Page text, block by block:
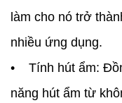
làm cho nó trở
nhiều ứng dụng.
• Tính hút ẩm:
năng hút ẩm từ